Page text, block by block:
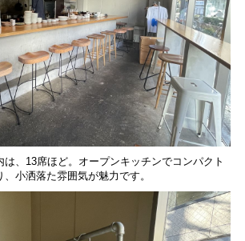
は、13席ほど。オープンキッチンでコンパクト
小洒落た雰囲気が魅力です。